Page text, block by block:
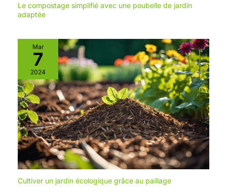
Le compostage simplifié avec une poubelle de jardin
adaptée
Mar
7
2024
Cultiver un jardin écologique grâce au paillage